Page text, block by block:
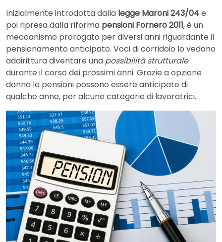
Inizialmente introdotta dalla legge Maroni 243/04e
poi ripresa dalla riforma pensioni Fornero 2011, è un
meccanismo prorogato per diversi anni riguardante il
pensionamento anticipato. Voci di corridoio lo vedono
addirittura diventare una possibilità strutturale
durante il corso dei prossimi anni. Grazie a opzione
donna le pensioni possono essere anticipate di
qualche anno, per alcune categorie di lavoratrici.